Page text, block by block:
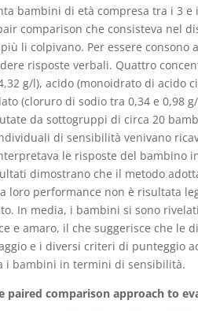
bambini di età compresa tra i 3 e
comparison che consisteva nel
li colpivano. Per essere consono
risposte verbali. Quattro
g/l), acido (monoidrato di acido
(cloruro di sodio tra 0,34 e 0,98
da sottogruppi di circa 20
di sensibilità venivano
le risposte del bambino
dimostrano che il metodo
loro performance non è risultata
In media, i bambini si sono
e amaro, il che suggerisce che le
e i diversi criteri di punteggio
i bambini in termini di sensibilità.
paired comparison approach to